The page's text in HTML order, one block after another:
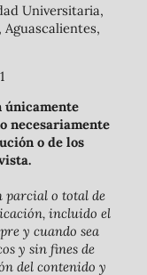
Universitaria,
Aguascalientes,
únicamente
necesariamente
o de los
parcial o total de
incluido el
y cuando sea
y sin fines de
del contenido y